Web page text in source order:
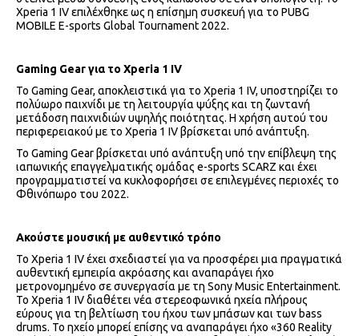
Xperia 1 IV επιλέχθηκε ως η επίσημη συσκευή για το PUBG
MOBILE E-sports Global Tournament 2022.
Gaming Gearγια το Xperia 1 IV
Το Gaming Gear, αποκλειστικά για το Xperia 1 IV, υποστηρίζει το
πολύωρο παιχνίδι με τη λειτουργία ψύξης και τη ζωντανή
μετάδοση παιχνιδιών υψηλής ποιότητας. Η χρήση αυτού του
περιφερειακού με το Xperia 1 IV βρίσκεται υπό ανάπτυξη.
Το Gaming Gear βρίσκεται υπό ανάπτυξη υπό την επίβλεψη της
ιαπωνικής επαγγελματικής ομάδας e-sports SCARZ και έχει
προγραμματιστεί να κυκλοφορήσει σε επιλεγμένες περιοχές το
Φθινόπωρο του 2022.
Ακούστε μουσική με αυθεντικό τρόπο
Το Xperia 1 IV έχει σχεδιαστεί για να προσφέρει μια πραγματικά
αυθεντική εμπειρία ακρόασης και αναπαράγει ήχο
μετρονομημένο σε συνεργασία με τη Sony Music Entertainment.
Το Xperia 1 IV διαθέτει νέα στερεοφωνικά ηχεία πλήρους
εύρους για τη βελτίωση του ήχου των μπάσων και των bass
drums. Το ηχείο μπορεί επίσης να αναπαράγει ήχο «360 Reality